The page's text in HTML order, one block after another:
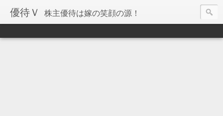
優待Ｖ 株主優待は嫁の笑顔の源！